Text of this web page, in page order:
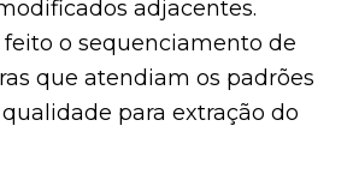
adjacentes.
o sequenciamento de
que atendiam os padrões
para extração do